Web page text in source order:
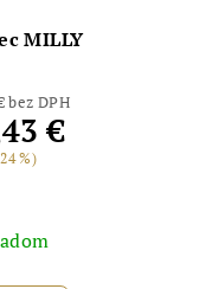
MILLY
bez DPH
€
%)